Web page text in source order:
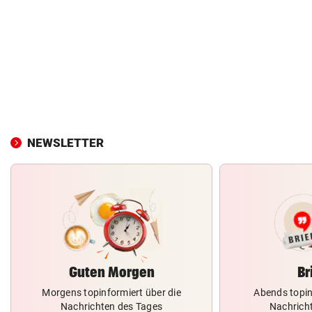
NEWSLETTER
Guten Morgen
Morgens topinformiert über die
Nachrichten des Tages
Abends